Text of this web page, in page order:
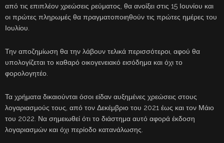
από τις επιπλέον χρεώσεις ρεύματος, θα ανοίξει στις 15 Ιουνίου και
οι πρώτες πληρωμές θα πραγματοποιηθούν τις πρώτες ημέρες του
Ιουλίου.
Την αποζημίωση θα την λάβουν τελικά περισσότεροι, αφού θα
υπολογίζεται το καθαρό οικογενειακό εισόδημα και όχι το
φορολογητέο.
Τα χρήματα δικαιούνται όσοι είδαν αυξημένες χρεώσεις στους
λογαριασμούς τους, από τον Δεκέμβριο του 2021 έως και τον Μάιο
του 2022. Να σημειωθεί ότι το διάστημα αυτό αφορά έκδοση
λογαριασμών και όχι περίοδο κατανάλωσης.